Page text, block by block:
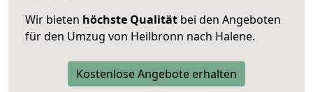
Wir bieten höchste Qualität bei den Angeboten
für den Umzug von Heilbronn nach Halene.
Kostenlose Angebote erhalten